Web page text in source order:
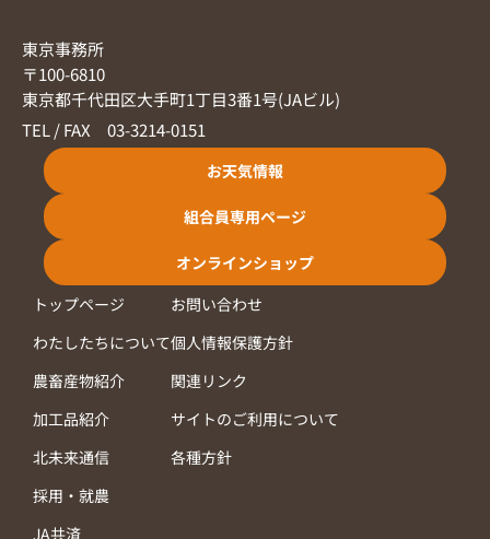
東京事務所
〒100-6810
東京都千代田区大手町1丁目3番1号(JAビル)
TEL / FAX 03-3214-0151
お天気情報
組合員専用ページ
オンラインショップ
トップページ
わたしたちについて
農畜産物紹介
加工品紹介
北未来通信
採用・就農
JA共済
お問い合わせ
個人情報保護方針
関連リンク
サイトのご利用について
各種方針